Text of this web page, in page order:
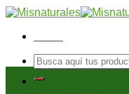
Buscar
por:
Tienda